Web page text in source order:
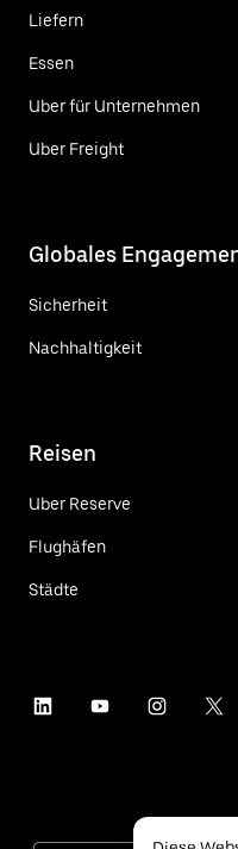
Liefern
Essen
Uber für Unternehmen
Uber Freight
Globales
Sicherheit
Nachhaltigkeit
Reisen
Uber Reserve
Flughäfen
Städte